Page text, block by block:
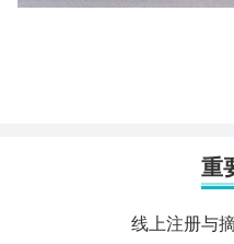
重
线上注册与